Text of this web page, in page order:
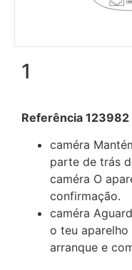
1
Referência 123982
caméra
parte de trás
caméra O
confirmação.
caméra
o teu
arranque e